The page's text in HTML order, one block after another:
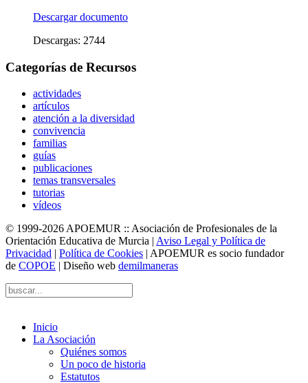
Descargar documento
Descargas: 2744
Categorías de Recursos
actividades
artículos
atención a la diversidad
convivencia
familias
guías
publicaciones
temas transversales
tutorias
vídeos
© 1999-2026 APOEMUR :: Asociación de Profesionales de la
Orientación Educativa de Murcia | Aviso Legal y Política de
Privacidad | Política de Cookies | APOEMUR es socio fundador
de COPOE | Diseño web demilmaneras
Inicio
La Asociación
Quiénes somos
Un poco de historia
Estatutos